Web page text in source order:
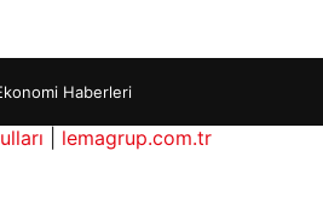
Haberleri
lemagrup.com.tr